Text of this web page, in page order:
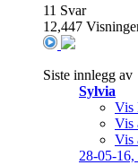
11 Svar
12,447
Siste innlegg av
Sylvia
Vis
Vis
Vis
28-05-16,